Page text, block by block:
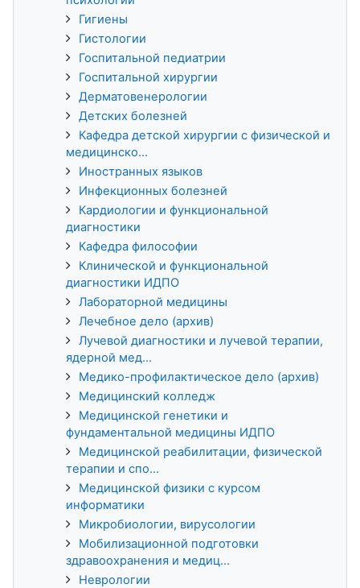
Гигиены
Гистологии
Госпитальной педиатрии
Госпитальной хирургии
Дерматовенерологии
Детских болезней
Кафедра детской хирургии с физической и
медицинско...
Иностранных языков
Инфекционных болезней
Кардиологии и функциональной
диагностики
Кафедра философии
Клинической и функциональной
диагностики ИДПО
Лабораторной медицины
Лечебное дело (архив)
Лучевой диагностики и лучевой терапии,
ядерной мед...
Медико-профилактическое дело (архив)
Медицинский колледж
Медицинской генетики и
фундаментальной медицины ИДПО
Медицинской реабилитации, физической
терапии и спо...
Медицинской физики с курсом
информатики
Микробиологии, вирусологии
Мобилизационной подготовки
здравоохранения и медиц...
Неврологии